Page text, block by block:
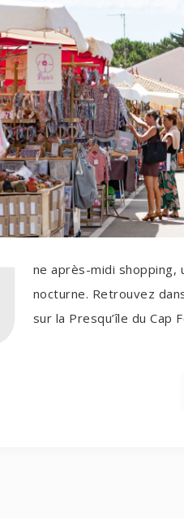
ne après-midi shopping,
nocturne. Retrouvez
sur la Presqu’île du Cap